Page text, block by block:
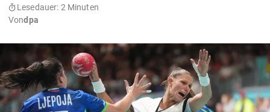
Lesedauer: 2 Minuten
Vondpa